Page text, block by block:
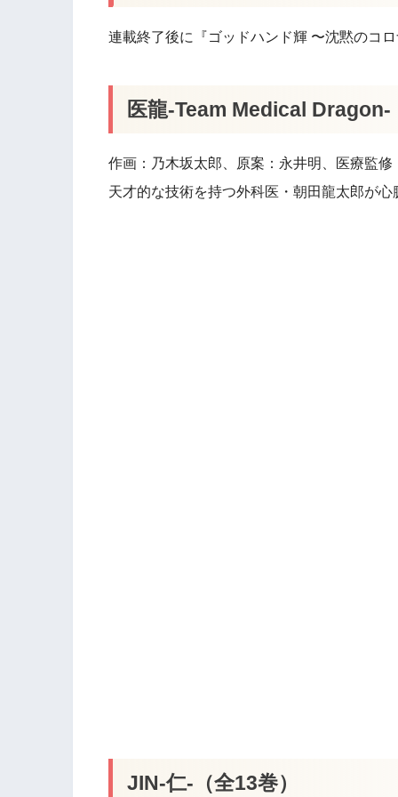
連載終了後に『ゴッドハンド輝 〜沈黙のコ
医龍-Team Medical Dragon-
作画：乃木坂太郎、原案：永井明、医療監修
天才的な技術を持つ外科医・朝田龍太郎が
JIN-仁-（全13巻）